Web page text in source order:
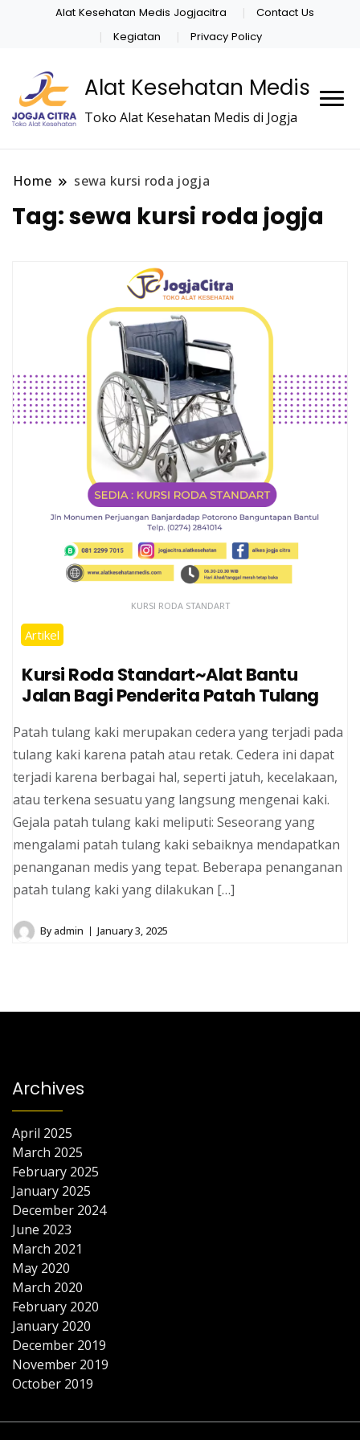
Alat Kesehatan Medis Jogjacitra
Contact Us
Kegiatan
Privacy Policy
Alat Kesehatan Medis
Toko Alat Kesehatan Medis di Jogja
Home sewa kursi roda jogja
Tag:sewa kursi roda jogja
KURSI RODA STANDART
Artikel
Kursi Roda Standart~Alat Bantu
Jalan Bagi Penderita Patah Tulang
Patah tulang kaki merupakan cedera yang terjadi pada
tulang kaki karena patah atau retak. Cedera ini dapat
terjadi karena berbagai hal, seperti jatuh, kecelakaan,
atau terkena sesuatu yang langsung mengenai kaki.
Gejala patah tulang kaki meliputi: Seseorang yang
mengalami patah tulang kaki sebaiknya mendapatkan
penanganan medis yang tepat. Beberapa penanganan
patah tulang kaki yang dilakukan […]
Byadmin January 3, 2025
Archives
April 2025
March 2025
February 2025
January 2025
December 2024
June 2023
March 2021
May 2020
March 2020
February 2020
January 2020
December 2019
November 2019
October 2019